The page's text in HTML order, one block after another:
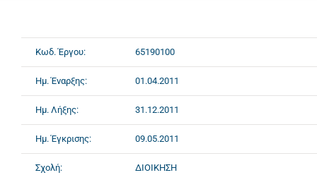
Κωδ. Έργου: 65190100
Ημ. Έναρξης: 01.04.2011
Ημ. Λήξης: 31.12.2011
Ημ. Έγκρισης: 09.05.2011
Σχολή: ΔΙΟΙΚΗΣΗ